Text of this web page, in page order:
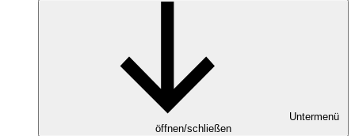
Untermenü
öffnen/schließen